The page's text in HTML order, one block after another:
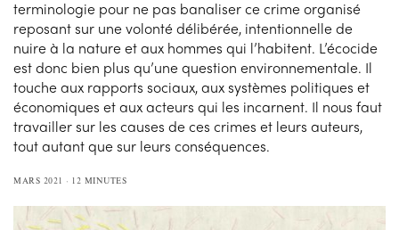
terminologie pour ne pas banaliser ce crime organisé
reposant sur une volonté délibérée, intentionnelle de
nuire à la nature et aux hommes qui l’habitent. L’écocide
est donc bien plus qu’une question environnementale. Il
touche aux rapports sociaux, aux systèmes politiques et
économiques et aux acteurs qui les incarnent. Il nous faut
travailler sur les causes de ces crimes et leurs auteurs,
tout autant que sur leurs conséquences.
MARS 2021 12 MINUTES